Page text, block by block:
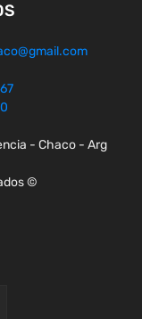
- Chaco - Arg
©